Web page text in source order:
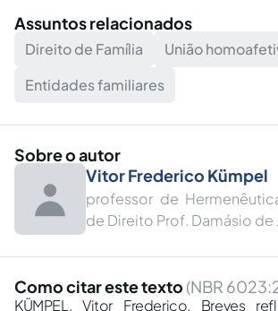
Assuntos relacionados
Direito de Família
União
Entidades familiares
Sobre o autor
Vitor Frederico Kümpel
professor de
de Direito Prof. Damásio de
Como citar este texto (NBR
KÜMPEL, Vitor Frederico. Breves